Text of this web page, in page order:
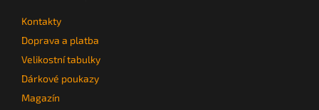
Kontakty
Doprava a platba
Velikostní tabulky
Dárkové poukazy
Magazín